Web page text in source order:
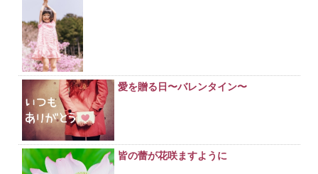
愛を贈る日〜バレンタイン〜
皆の蕾が花咲ますように